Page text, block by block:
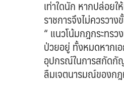
เท่าใดนัก หากปล่อยใ
ราชการจึงไม่ควรวา
“ แนวโน้มกฎกระทรว
ป่วยอยู่ ทั้งหมดหากเ
อุปกรณ์ในการสกัดกั
ลืมเจตนารมณ์ของก